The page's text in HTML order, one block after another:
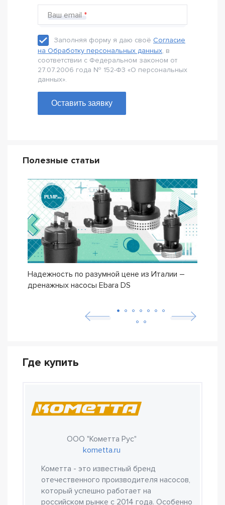
Ваш email
Заполняя форму я даю своё Согласие
на Обработку персональных данных, в
соответствии с Федеральном законом от
27.07.2006 года № 152-Ф3 «О персональных
данных».
Оставить заявку
Полезные статьи
Надежность по разумной цене из Италии –
дренажных насосы Ebara DS
Где купить
ООО "Кометта Рус"
kometta.ru
Кометта - это известный бренд
отечественного производителя насосов,
который успешно работает на
российском рынке с 2014 года. Особенно